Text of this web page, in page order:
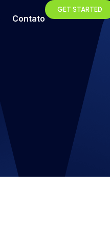
Contato
GET STARTED